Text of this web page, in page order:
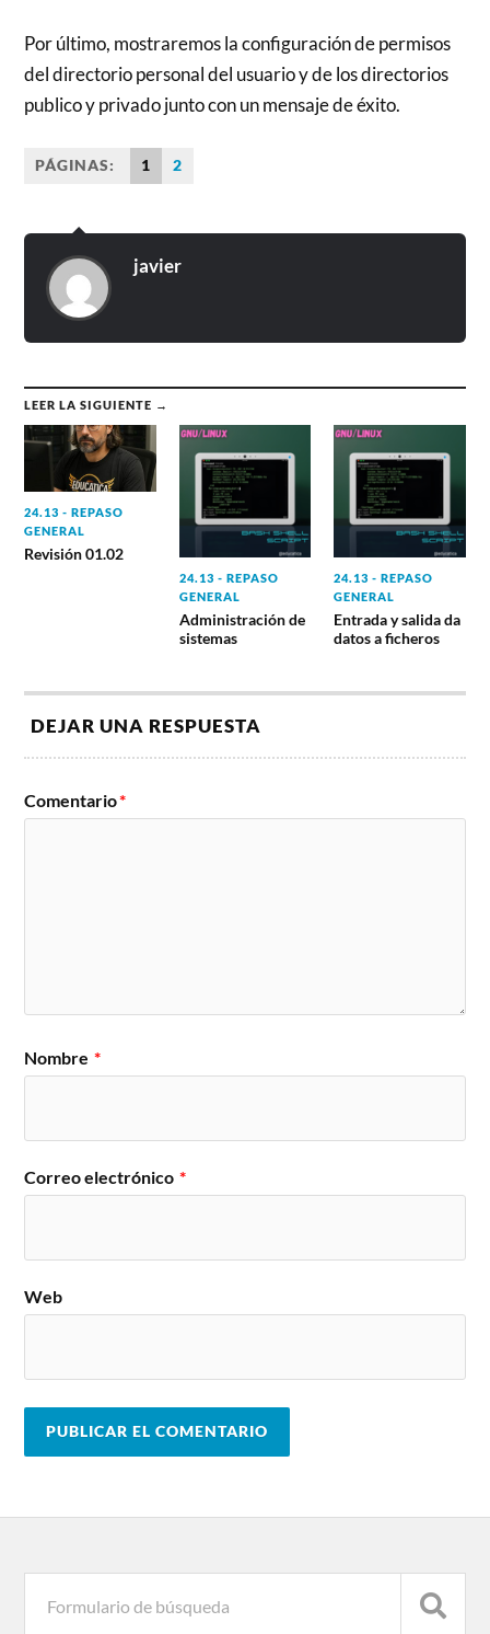
Por último, mostraremos la configuración de permisos
del directorio personal del usuario y de los directorios
publico y privado junto con un mensaje de éxito.
PÁGINAS: 1 2
javier
LEER LA SIGUIENTE →
24.13 - REPASO
GENERAL
Revisión 01.02
24.13 - REPASO
GENERAL
Administración de
sistemas
24.13 - REPASO
GENERAL
Entrada y salida da
datos a ficheros
DEJAR UNA RESPUESTA
Comentario*
Nombre *
Correo electrónico *
Web